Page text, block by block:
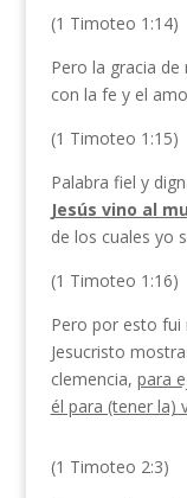
(1 Timoteo 1:14)
Pero la gracia
con la fe y el
(1 Timoteo 1:15)
Palabra fiel y
Jesús vino al
de los cuales yo
(1 Timoteo 1:16)
Pero por esto fui
Jesucristo
clemencia, para
él para (tener la)
(1 Timoteo 2:3)